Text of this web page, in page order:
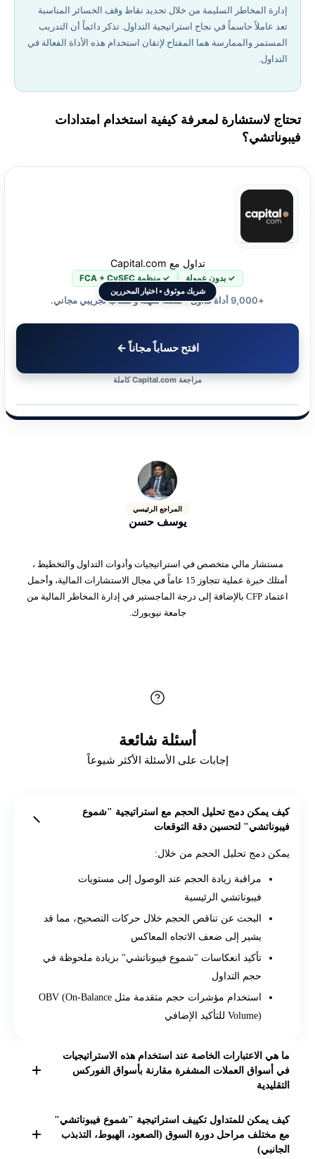
إدارة المخاطر السليمة من خلال تحديد نقاط وقف الخسائر المناسبة
تعد عاملاً حاسماً في نجاح استراتيجية التداول. تذكر دائماً أن التدريب
المستمر والممارسة هما المفتاح لإتقان استخدام هذه الأداة الفعالة في
التداول.
تحتاج لاستشارة لمعرفة كيفية استخدام امتدادات
فيبوناتشي؟
شريك موثوق • اختيار المحررين
تداول مع Capital.com
✓ بدون عمولة ✓ منظمة FCA + CySEC
+9,000 أداة تداول • منصة سهلة وحساب تجريبي مجاني.
افتح حساباً مجاناً ←
مراجعة Capital.com كاملة
المراجع الرئيسي
يوسف حسن
مستشار مالي متخصص في استراتيجيات وأدوات التداول والتخطيط ،
أمتلك خبرة عملية تتجاوز 15 عاماً في مجال الاستشارات المالية، وأحمل
اعتماد CFP بالإضافة إلى درجة الماجستير في إدارة المخاطر المالية من
جامعة نيويورك.
أسئلة شائعة
إجابات على الأسئلة الأكثر شيوعاً
كيف يمكن دمج تحليل الحجم مع استراتيجية "شموع
فيبوناتشي" لتحسين دقة التوقعات
يمكن دمج تحليل الحجم من خلال:
مراقبة زيادة الحجم عند الوصول إلى مستويات
فيبوناتشي الرئيسية
البحث عن تناقص الحجم خلال حركات التصحيح، مما قد
يشير إلى ضعف الاتجاه المعاكس
تأكيد انعكاسات "شموع فيبوناتشي" بزيادة ملحوظة في
حجم التداول
استخدام مؤشرات حجم متقدمة مثل OBV (On-Balance
Volume) للتأكيد الإضافي
ما هي الاعتبارات الخاصة عند استخدام هذه الاستراتيجيات
في أسواق العملات المشفرة مقارنة بأسواق الفوركس
التقليدية
يجب مراعاة:
كيف يمكن للمتداول تكييف استراتيجية "شموع فيبوناتشي"
مع مختلف مراحل دورة السوق (الصعود، الهبوط، التذبذب
الجانبي)